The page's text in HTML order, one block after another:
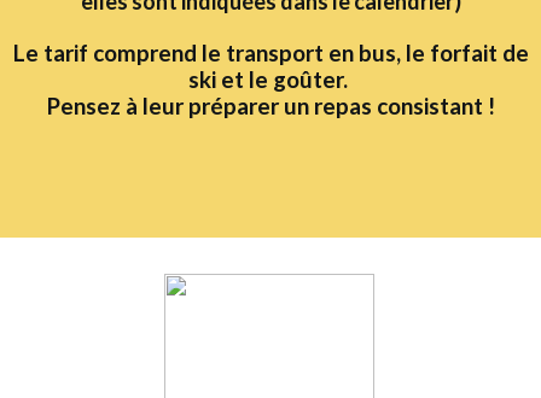
Le tarif comprend le transport en bus, le forfait de
ski et le goûter.
Pensez à leur préparer un repas consistant !